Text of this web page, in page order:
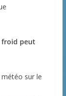
froid peut
sur le